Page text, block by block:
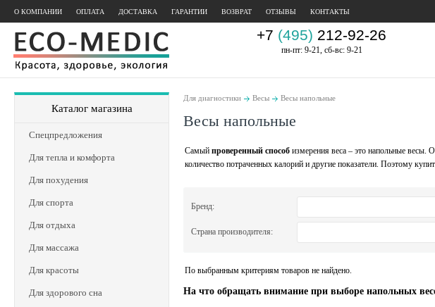
О КОМПАНИИ ОПЛАТА ДОСТАВКА ГАРАНТИИ ВОЗВРАТ ОТЗЫВЫ КОНТАКТЫ
+7 (495) 212-92-26
пн-пт: 9-21, сб-вс: 9-21
Каталог магазина
Спецпредложения
Для тепла и комфорта
Для похудения
Для спорта
Для отдыха
Для массажа
Для красоты
Для здорового сна
Для диагностики Весы Весы напольные
Весы напольные
Самый проверенный способ измерения веса – это напольные весы.
количество потраченных калорий и другие показатели. Поэтому
Бренд:
Страна производителя:
По выбранным критериям товаров не найдено.
На что обращать внимание при выборе напольных